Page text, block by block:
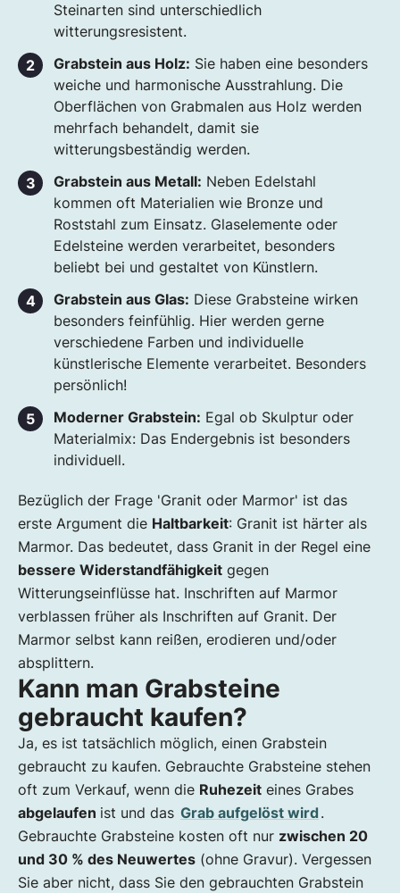
Steinarten sind unterschiedlich
witterungsresistent.
Grabstein aus Holz: Sie haben eine besonders
weiche und harmonische Ausstrahlung. Die
Oberflächen von Grabmalen aus Holz werden
mehrfach behandelt, damit sie
witterungsbeständig werden.
Grabstein aus Metall: Neben Edelstahl
kommen oft Materialien wie Bronze und
Roststahl zum Einsatz. Glaselemente oder
Edelsteine werden verarbeitet, besonders
beliebt bei und gestaltet von Künstlern.
Grabstein aus Glas: Diese Grabsteine wirken
besonders feinfühlig. Hier werden gerne
verschiedene Farben und individuelle
künstlerische Elemente verarbeitet. Besonders
persönlich!
Moderner Grabstein: Egal ob Skulptur oder
Materialmix: Das Endergebnis ist besonders
individuell.
Bezüglich der Frage 'Granit oder Marmor' ist das
erste Argument die Haltbarkeit: Granit ist härter als
Marmor. Das bedeutet, dass Granit in der Regel eine
bessere Widerstandfähigkeit gegen
Witterungseinflüsse hat. Inschriften auf Marmor
verblassen früher als Inschriften auf Granit. Der
Marmor selbst kann reißen, erodieren und/oder
absplittern.
Kann man Grabsteine
gebraucht kaufen?
Ja, es ist tatsächlich möglich, einen Grabstein
gebraucht zu kaufen. Gebrauchte Grabsteine stehen
oft zum Verkauf, wenn die Ruhezeit eines Grabes
abgelaufen ist und das Grab aufgelöst wird.
Gebrauchte Grabsteine kosten oft nur zwischen 20
und 30 % des Neuwertes (ohne Gravur). Vergessen
Sie aber nicht, dass Sie den gebrauchten Grabstein